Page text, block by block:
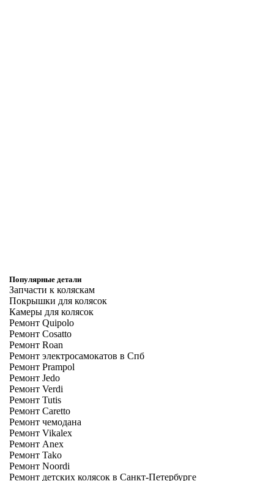
Популярные детали
Запчасти к коляскам
Покрышки для колясок
Камеры для колясок
Ремонт Quipolo
Ремонт Cosatto
Ремонт Roan
Ремонт электросамокатов в Спб
Ремонт Prampol
Ремонт Jedo
Ремонт Verdi
Ремонт Tutis
Ремонт Caretto
Ремонт чемодана
Ремонт Vikalex
Ремонт Anex
Ремонт Tako
Ремонт Noordi
Ремонт детских колясок в Санкт-Петербурге